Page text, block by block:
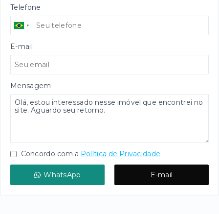
Telefone
E-mail
Mensagem
Concordo com a Política de Privacidade
WhatsApp E-mail